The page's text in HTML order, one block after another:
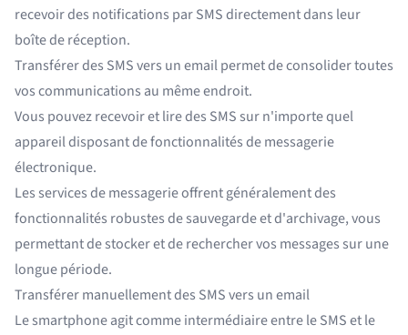
recevoir des notifications par SMS directement dans leur
boîte de réception.
Transférer des SMS vers un email permet de consolider toutes
vos communications au même endroit.
Vous pouvez recevoir et lire des SMS sur n'importe quel
appareil disposant de fonctionnalités de messagerie
électronique.
Les services de messagerie offrent généralement des
fonctionnalités robustes de sauvegarde et d'archivage, vous
permettant de stocker et de rechercher vos messages sur une
longue période.
Transférer manuellement des SMS vers un email
Le smartphone agit comme intermédiaire entre le SMS et le